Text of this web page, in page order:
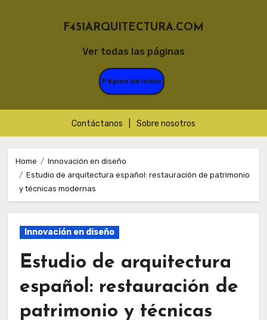
Ver todas las páginas
F451ARQUITECTURA.COM
Página de inicio
Contáctanos Sobre nosotros
content
Home
Innovación en diseño
Estudio de arquitectura español: restauración de patrimonio
y técnicas modernas
Innovación en diseño
Estudio de arquitectura
español: restauración de
patrimonio y técnicas